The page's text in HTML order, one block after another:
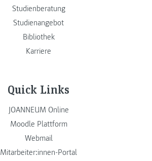
Studienberatung
Studienangebot
Bibliothek
Karriere
Quick Links
JOANNEUM Online
Moodle Plattform
Webmail
Mitarbeiter:innen-Portal